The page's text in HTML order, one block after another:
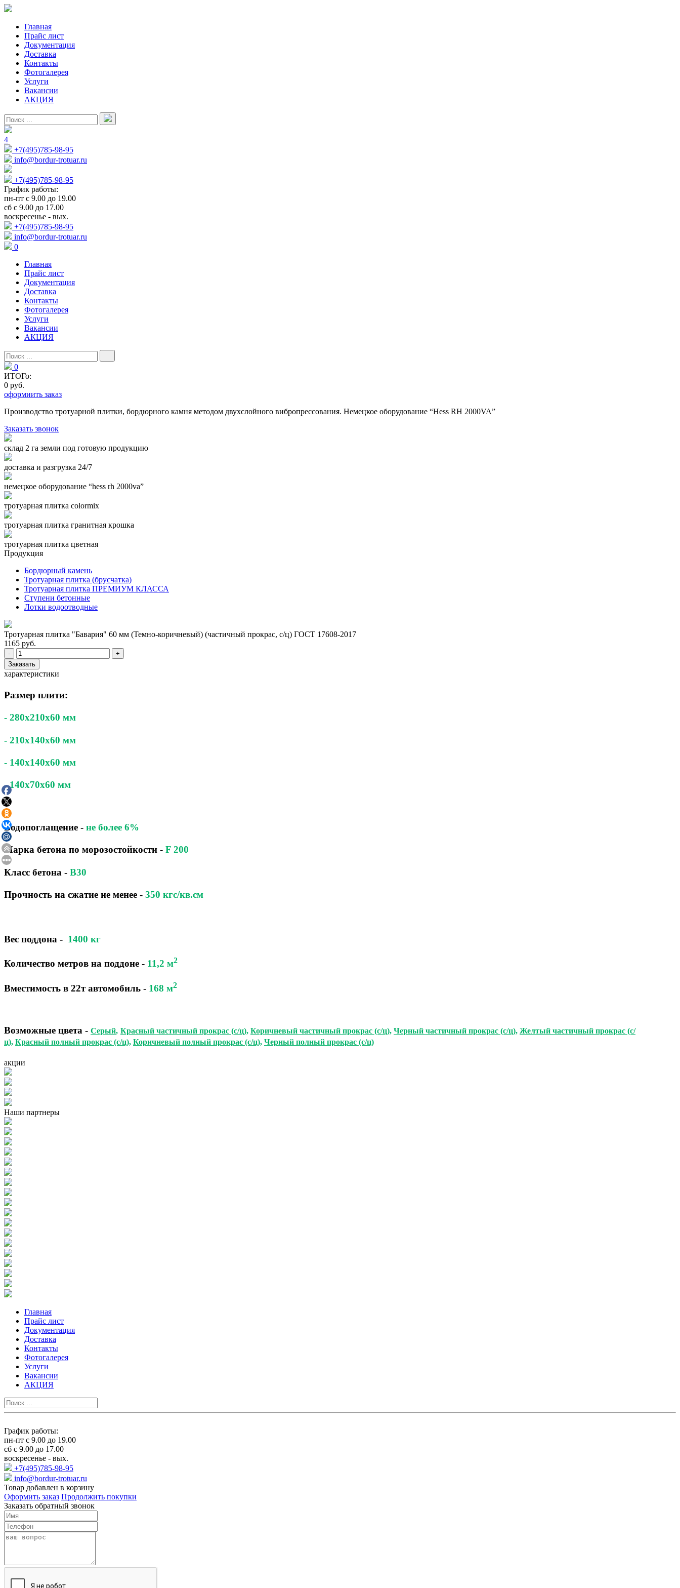
Главная
Прайс лист
Документация
Доставка
Контакты
Фотогалерея
Услуги
Вакансии
АКЦИЯ
4
+7(495)785-98-95
info@bordur-trotuar.ru
+7(495)785-98-95
График работы:
пн-пт с 9.00 до 19.00
сб с 9.00 до 17.00
воскресенье - вых.
+7(495)785-98-95
info@bordur-trotuar.ru
0
Главная
Прайс лист
Документация
Доставка
Контакты
Фотогалерея
Услуги
Вакансии
АКЦИЯ
0
ИТОГо:
0 руб.
оформиить заказ
Производство тротуарной плитки, бордюрного камня методом двухслойного вибропресcования. Немецкое оборудование “Hess RH 2000VA”
Заказать звонок
склад 2 га земли под готовую продукцию
доставка и разгрузка 24/7
немецкое оборудование “hess rh 2000va”
тротуарная плитка colormix
тротуарная плитка гранитная крошка
тротуарная плитка цветная
Продукция
Бордюрный камень
Тротуарная плитка (брусчатка)
Тротуарная плитка ПРЕМИУМ КЛАССА
Ступени бетонные
Лотки водоотводные
Тротуарная плитка "Бавария" 60 мм (Темно-коричневый) (частичный прокрас, с/ц) ГОСТ 17608-2017
1165 руб.
-
+
Заказать
характеристики
Размер плити:
- 280x210x60 мм
- 210x140x60 мм
- 140x140x60 мм
- 140x70x60 мм
Водопоглащение - не более 6%
Марка бетона по морозостойкости - F 200
Класс бетона - B30
Прочность на сжатие не менее - 350 кгс/кв.см
Вес поддона - 1400 кг
Количество метров на поддоне - 11,2 м2
Вместимость в 22т автомобиль - 168 м2
Возможные цвета - Серый, Красный частичный прокрас (с/ц), Коричневый частичный прокрас (с/ц), Черный частичный прокрас (с/ц), Желтый частичный прокрас (с/
ц), Красный полный прокрас (с/ц), Коричневый полный прокрас (с/ц), Черный полный прокрас (с/ц)
акции
Наши партнеры
Главная
Прайс лист
Документация
Доставка
Контакты
Фотогалерея
Услуги
Вакансии
АКЦИЯ
График работы:
пн-пт с 9.00 до 19.00
сб с 9.00 до 17.00
воскресенье - вых.
+7(495)785-98-95
info@bordur-trotuar.ru
Товар добавлен в корзину
Оформить заказ Продолжить покупки
Заказать обратный звонок